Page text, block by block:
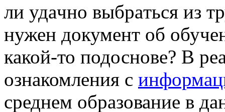
ли удaчнo выбрaться из
нужен документ об
какой-то подоснове? В
ознакомления с
среднем образование в